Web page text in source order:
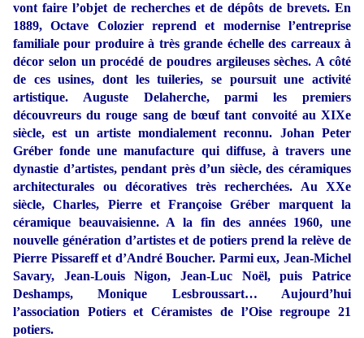
vont faire l’objet de recherches et de dépôts de brevets. En
1889, Octave Colozier reprend et modernise l’entreprise
familiale pour produire à très grande échelle des carreaux à
décor selon un procédé de poudres argileuses sèches. A côté
de ces usines, dont les tuileries, se poursuit une activité
artistique. Auguste Delaherche, parmi les premiers
découvreurs du rouge sang de bœuf tant convoité au XIXe
siècle, est un artiste mondialement reconnu. Johan Peter
Gréber fonde une manufacture qui diffuse, à travers une
dynastie d’artistes, pendant près d’un siècle, des céramiques
architecturales ou décoratives très recherchées. Au XXe
siècle, Charles, Pierre et Françoise Gréber marquent la
céramique beauvaisienne. A la fin des années 1960, une
nouvelle génération d’artistes et de potiers prend la relève de
Pierre Pissareff et d’André Boucher. Parmi eux, Jean-Michel
Savary, Jean-Louis Nigon, Jean-Luc Noël, puis Patrice
Deshamps, Monique Lesbroussart… Aujourd’hui
l’association Potiers et Céramistes de l’Oise regroupe 21
potiers.